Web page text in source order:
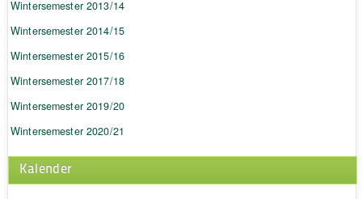
Wintersemester 2013/14
Wintersemester 2014/15
Wintersemester 2015/16
Wintersemester 2017/18
Wintersemester 2019/20
Wintersemester 2020/21
Kalender